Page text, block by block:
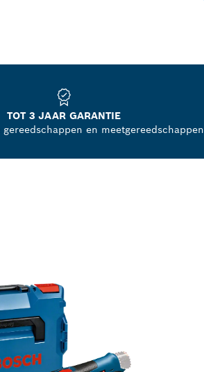
TOT 3 JAAR GARANTIE
en meetgereedschappen